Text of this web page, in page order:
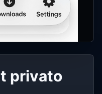
privato